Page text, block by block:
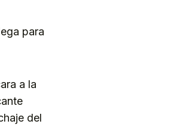
para
a la
del